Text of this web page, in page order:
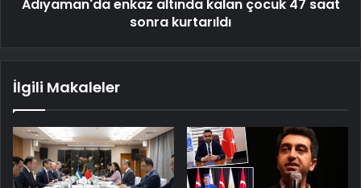
Adıyaman'da enkaz altında kalan çocuk 47 saat
sonra kurtarıldı
İlgili Makaleler